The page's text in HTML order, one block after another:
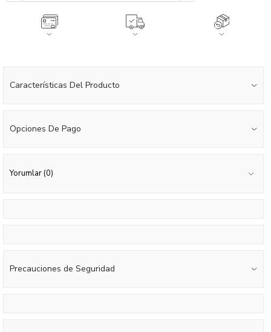
Características Del Producto
Opciones De Pago
Yorumlar (0)
Precauciones de Seguridad